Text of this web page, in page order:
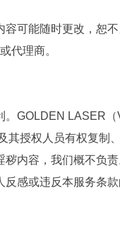
可能随时更改，恕
代理商。
GOLDEN LASER
授权人员有权复制
内容，我们概不负
感或违反本服务条款